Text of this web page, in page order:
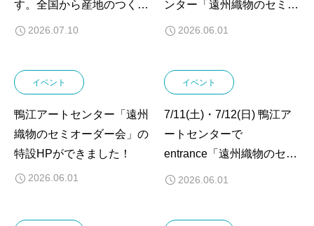
す。全国から産地のつくり
手が浜松に集結！】
2026.07.10
ンター「遠州織物のセミオ
ーダー会」
2026.06.01
イベント
鴨江アートセンター「遠州
織物のセミオーダー会」の
特設HPができました！
2026.06.01
イベント
7/11(土)・7/12(日) 鴨江ア
ートセンターで
entrance「遠州織物のセミ
オーダー会」を開催しま
2026.06.01